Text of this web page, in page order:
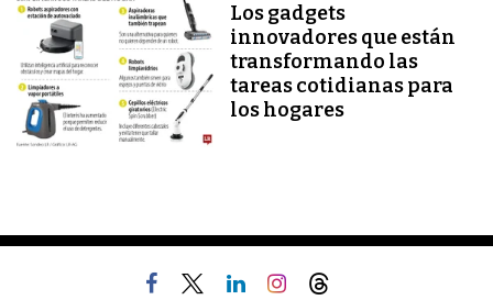
Los gadgets
innovadores que están
transformando las
tareas cotidianas para
los hogares